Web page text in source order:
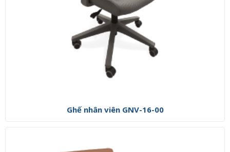
Ghế nhân viên GNV-16-00